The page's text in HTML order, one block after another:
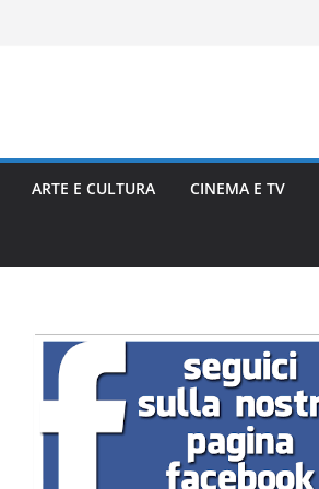
ARTE E CULTURA CINEMA E TV